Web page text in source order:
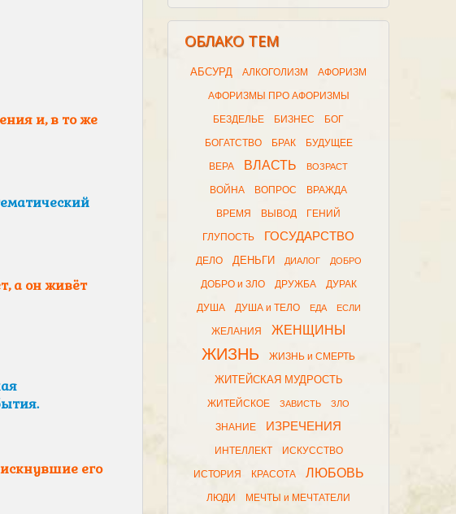
и, в то же
а он живёт
его
ОБЛАКО ТЕМ
АБСУРД АЛКОГОЛИЗМ АФОРИЗМ
АФОРИЗМЫ ПРО АФОРИЗМЫ
БЕЗДЕЛЬЕ БИЗНЕС БОГ
БОГАТСТВО БРАК БУДУЩЕЕ
ВЕРА ВЛАСТЬ ВОЗРАСТ
ВОЙНА ВОПРОС ВРАЖДА
ВРЕМЯ ВЫВОД ГЕНИЙ
ГЛУПОСТЬ ГОСУДАРСТВО
ДЕЛО ДЕНЬГИ ДИАЛОГ ДОБРО
ДОБРО и ЗЛО ДРУЖБА ДУРАК
ДУША ДУША и ТЕЛО ЕДА ЕСЛИ
ЖЕЛАНИЯ ЖЕНЩИНЫ
ЖИЗНЬ ЖИЗНЬ и СМЕРТЬ
ЖИТЕЙСКАЯ МУДРОСТЬ
ЖИТЕЙСКОЕ ЗАВИСТЬ ЗЛО
ЗНАНИЕ ИЗРЕЧЕНИЯ
ИНТЕЛЛЕКТ ИСКУССТВО
ИСТОРИЯ КРАСОТА ЛЮБОВЬ
ЛЮДИ МЕЧТЫ и МЕЧТАТЕЛИ